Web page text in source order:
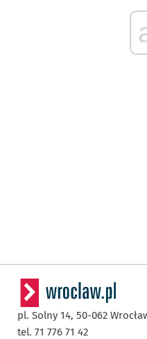
pl. Solny 14, 50-062
tel. 71 776 71 42